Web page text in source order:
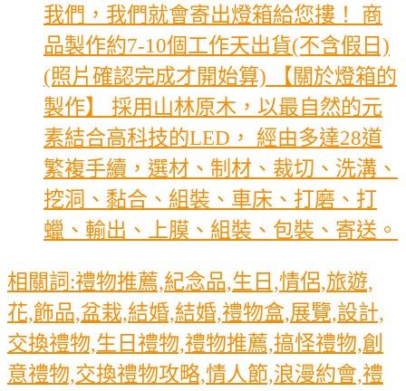
我們，我們就會寄出燈箱給您摟！ 商
品製作約7-10個工作天出貨(不含假日)
(照片確認完成才開始算) 【關於燈箱的
製作】 採用山林原木，以最自然的元
素結合高科技的LED， 經由多達28道
繁複手續，選材、制材、裁切、洗溝、
挖洞、黏合、組裝、車床、打磨、打
蠟、輸出、上膜、組裝、包裝、寄送。
相關詞:禮物推薦,紀念品,生日,情侶,旅遊,
花,飾品,盆栽,結婚,結婚,禮物盒,展覽,設計,
交換禮物,生日禮物,禮物推薦,搞怪禮物,創
意禮物,交換禮物攻略,情人節,浪漫約會,禮